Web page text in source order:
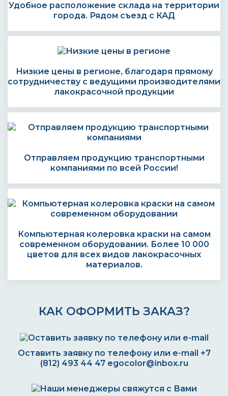
Удобное расположение склада на территории
города. Рядом съезд с КАД
Низкие цены в регионе, благодаря прямому
сотрудничеству с ведущими производителями
лакокрасочной продукции
Отправляем продукцию транспортными
компаниями по всей России!
Компьютерная колеровка краски на самом
современном оборудовании. Более 10 000
цветов для всех видов лакокрасочных
материалов.
КАК ОФОРМИТЬ ЗАКАЗ?
Оставить заявку по телефону или e-mail +7
(812) 493 44 47 egocolor@inbox.ru